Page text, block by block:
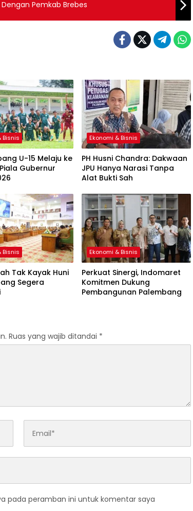
Pemkab Brebes
Bisnis
U-15 Melaju ke
Gubernur
Ekonomi & Bisnis
PH Husni Chandra: Dakwaan
JPU Hanya Narasi Tanpa
Alat Bukti Sah
Bisnis
Tak Kayak Huni
Segera
Ekonomi & Bisnis
Perkuat Sinergi, Indomaret
Komitmen Dukung
Pembangunan Palembang
Ruas yang wajib ditandai *
pada peramban ini untuk komentar saya